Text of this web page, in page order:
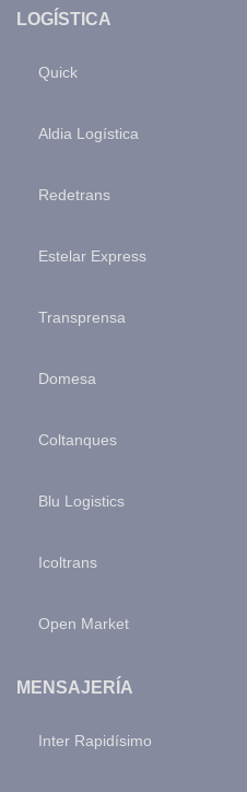
LOGÍSTICA
Quick
Aldia Logística
Redetrans
Estelar Express
Transprensa
Domesa
Coltanques
Blu Logistics
Icoltrans
Open Market
MENSAJERÍA
Inter Rapidísimo